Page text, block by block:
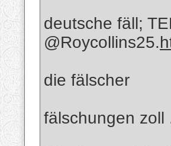
deutsche fäll;
@Roycollins25.
die fälscher
fälschungen zoll